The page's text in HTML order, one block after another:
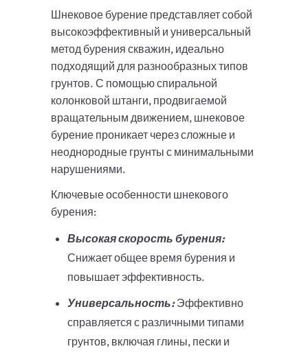
Шнековое бурение представляет собой
высокоэффективный и универсальный
метод бурения скважин, идеально
подходящий для разнообразных типов
грунтов. С помощью спиральной
колонковой штанги, продвигаемой
вращательным движением, шнековое
бурение проникает через сложные и
неоднородные грунты с минимальными
нарушениями.
Ключевые особенности шнекового
бурения:
Высокая скорость бурения:
Снижает общее время бурения и
повышает эффективность.
Универсальность:Эффективно
справляется с различными типами
грунтов, включая глины, пески и